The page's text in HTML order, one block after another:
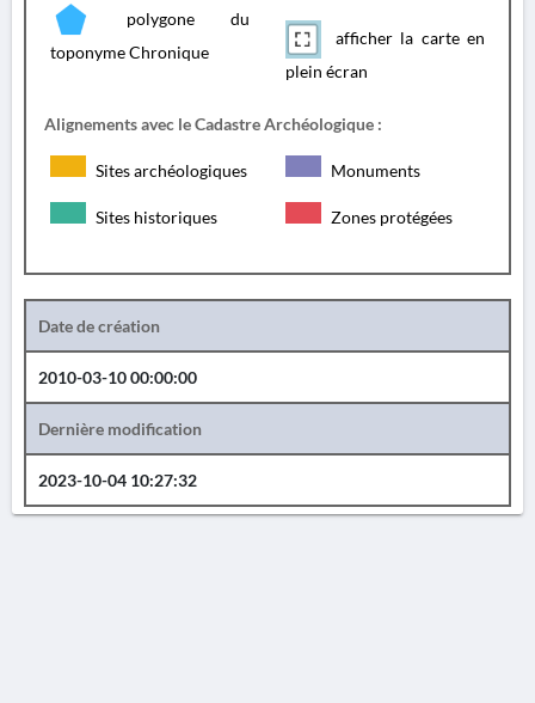
polygone du
toponyme Chronique
afficher la carte en
plein écran
Alignements avec le Cadastre Archéologique :
Sites archéologiques Monuments
Sites historiques Zones protégées
Date de création
2010-03-10 00:00:00
Dernière modification
2023-10-04 10:27:32